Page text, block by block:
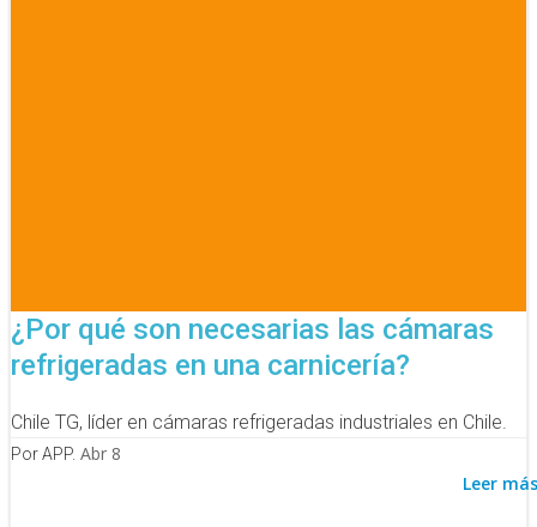
¿Por qué son necesarias las cámaras
refrigeradas en una carnicería?
Chile TG, líder en cámaras refrigeradas industriales en Chile.
Por APP. Abr 8
Leer más